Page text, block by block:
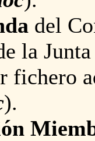
del
la
fichero
).